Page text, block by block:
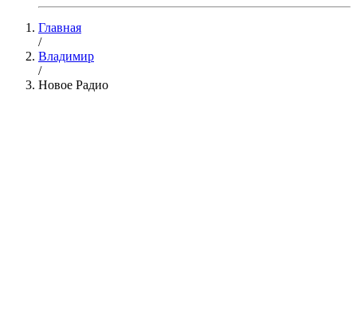
Главная
/
Владимир
/
Новое Радио